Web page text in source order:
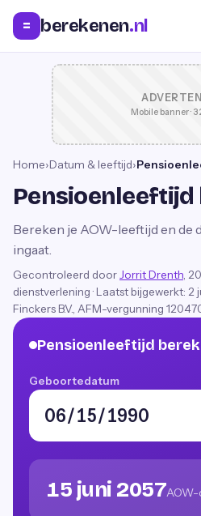
= berekenen.nl
Mobile banner ·
Home›Datum & leeftijd›
Pensioenleeftijd
Bereken je AOW-leeftijd en de
ingaat.
Gecontroleerd door Jorrit Drenth ,
dienstverlening · Laatst bijgewerkt: 2
Finckers B.V., AFM-vergunning
Pensioenleeftijd
Geboortedatum
15 juni 2057